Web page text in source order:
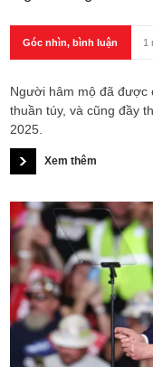
Góc nhìn, bình luận 1
Người hâm mộ đã được
thuần túy, và cũng đầy
2025.
Xem thêm